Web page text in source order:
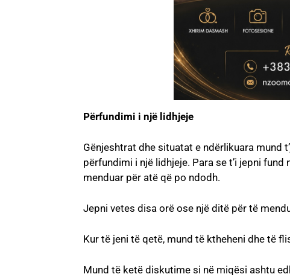
Përfundimi i një lidhjeje
Gënjeshtrat dhe situatat e ndërlikuara mund
përfundimi i një lidhjeje. Para se t’i jepni
menduar për atë që po ndodh.
Jepni vetes disa orë ose një ditë për të
Kur të jeni të qetë, mund të ktheheni dhe të
Mund të ketë diskutime si në miqësi ashtu